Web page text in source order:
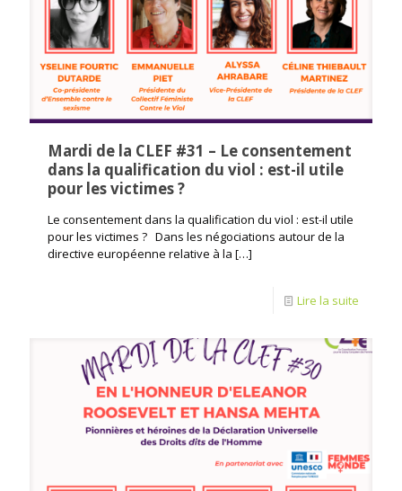
Mardi de la CLEF #31 – Le consentement
dans la qualification du viol : est-il utile
pour les victimes ?
Le consentement dans la qualification du viol : est-il utile
pour les victimes ? Dans les négociations autour de la
directive européenne relative à la […]
Lire la suite